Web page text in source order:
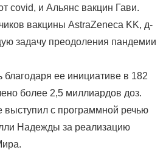
covid, и Альянс вакцин Гави.
вакцины AstraZeneca KK, д-
задачу преодоления пандемии
ее инициативе в 182
более 2,5 миллиардов доз.
выступил с программной речью
Надежды за реализацию